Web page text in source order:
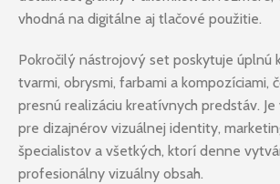
vhodná na digitálne aj tlačové použitie.
Pokročilý nástrojový set poskytuje úplnú
tvarmi, obrysmi, farbami a kompozíciami,
presnú realizáciu kreatívnych predstáv.
pre dizajnérov vizuálnej identity,
špecialistov a všetkých, ktorí denne
profesionálny vizuálny obsah.